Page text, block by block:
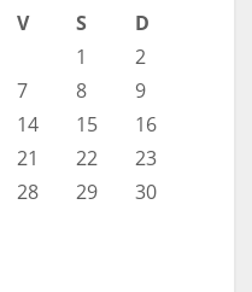
V S
D
1
2
7 8
9
14 15
16
21 22
23
28 29
30